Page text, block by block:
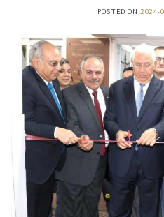
POSTED ON 2024-